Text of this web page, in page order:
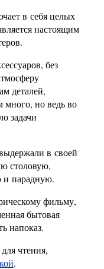
в себя целых
настоящим
без
деталей,
много, но ведь во
задачи
в своей
столовую,
парадную.
фильму,
бытовая
напоказ.
чтения,
.